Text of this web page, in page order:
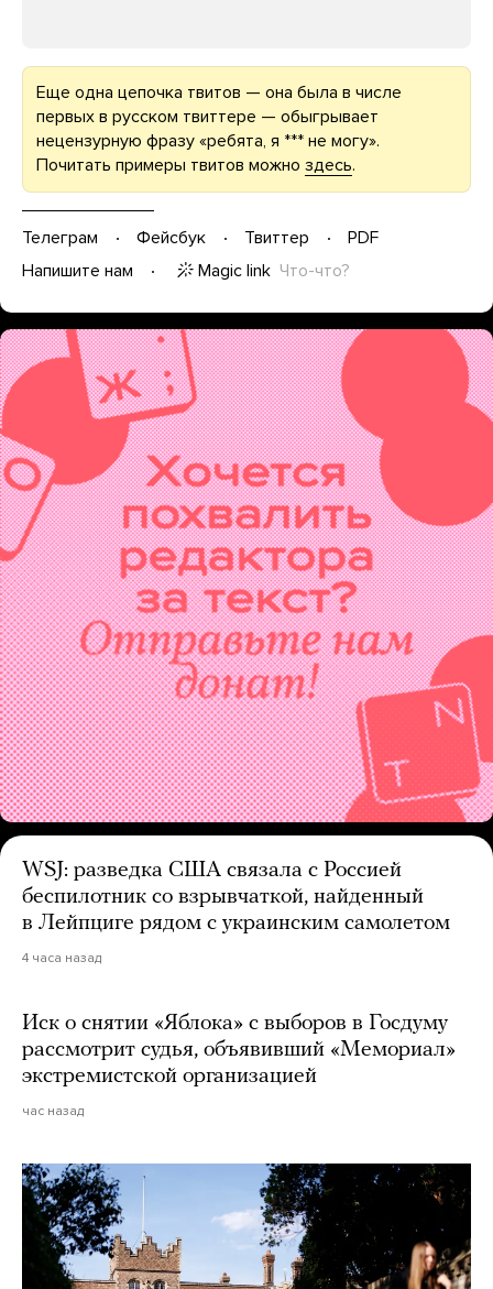
Еще одна цепочка твитов — она была в числе
первых в русском твиттере — обыгрывает
нецензурную фразу «ребята, я *** не могу».
Почитать примеры твитов можно здесь.
Телеграм Фейсбук Твиттер
PDF
Напишите нам
Magic link Что-что?
WSJ: разведка США связала с Россией
беспилотник со взрывчаткой, найденный
в Лейпциге рядом с украинским самолетом
4 часа назад
Иск о снятии «Яблока» с выборов в Госдуму
рассмотрит судья, объявивший «Мемориал»
экстремистской организацией
час назад